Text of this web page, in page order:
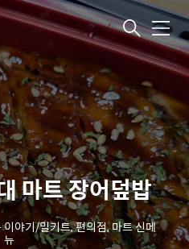
메
뉴
마트 장어덮밥
이야기/밀키트, 편의점, 마트 신메
뉴